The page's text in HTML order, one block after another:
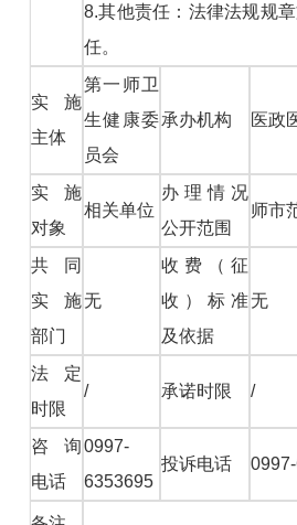
8.其他责任：法律法规规
任。
实施
主体
第一师卫
生健康委
员会
承办机构 医政
实施
对象
相关单位
办理情况
公开范围
师市
共同
实施
部门
无
收费（征
收）标准
及依据
无
法定
时限
/ 承诺时限 /
咨询
电话
0997-
6353695
投诉电话